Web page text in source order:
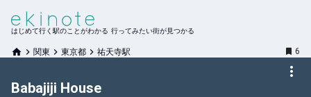
はじめて行く駅のことがわかる 行ってみたい街が見つかる
関東 東京都 祐天寺駅 6
Babajiji House